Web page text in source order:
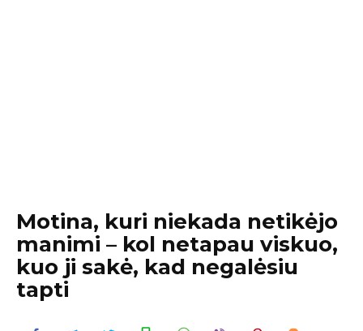
Motina, kuri niekada netikėjo
manimi – kol netapau viskuo,
kuo ji sakė, kad negalėsiu
tapti